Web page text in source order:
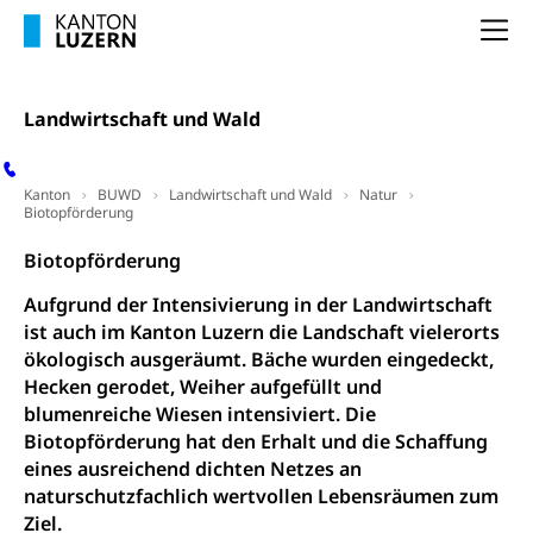
Landwirtschaft und Wald
Kanton BUWD Landwirtschaft und Wald
Natur
Biotopförderung
Biotopförderung
Aufgrund der Intensivierung in der Landwirtschaft
ist auch im Kanton Luzern die Landschaft vielerorts
ökologisch ausgeräumt. Bäche wurden eingedeckt,
Hecken gerodet, Weiher aufgefüllt und
blumenreiche Wiesen intensiviert. Die
Biotopförderung hat den Erhalt und die Schaffung
eines ausreichend dichten Netzes an
naturschutzfachlich wertvollen Lebensräumen zum
Ziel.
Krankenversicherung (WAS Luzern)
Soziales und Gesellschaft (Dienststelle)
Arbeitslosenversicherung (WAS Luzern)
Drogenabhängigkeit, Drogensucht,
Medikamentenabhängigkeit,
Drogen (Polizei)
Gesundheitsversorgung, Spital, Pflegeinitiative,
Ambulant vor stationär, AVOS, Patientendossier
Gesundheitsversorgung
AHV / IV
Altersrente, Invalidenrente, Witwenrente,
Sozialversicherung, Vorsorgeeinrichtung,
Pensionskasse, erste Säule, zweite Säule, dritte
Säule, Hilflosenentschädigung,
Ergänzungsleistungen, Altersvorsorge,
Todesfallversicherung
Hilfslosenentschädigung (WAS Luzern)
AHV-Hinterlassenenrente (WAS Luzern)
Behinderung
Körperbehinderung, körperliche Behinderung,